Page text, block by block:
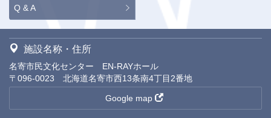
Q & A
施設名称・住所
名寄市民文化センター EN-RAYホール
〒096-0023 北海道名寄市西13条南4丁目2番地
Google map